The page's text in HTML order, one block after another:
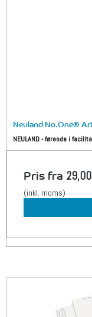
Neuland No.One®
NEULAND - førende i
Pris fra
(inkl. moms)